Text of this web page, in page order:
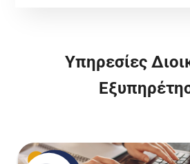
Υπηρεσίες